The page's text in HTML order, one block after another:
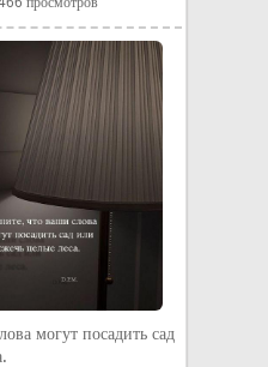
могут посадить сад